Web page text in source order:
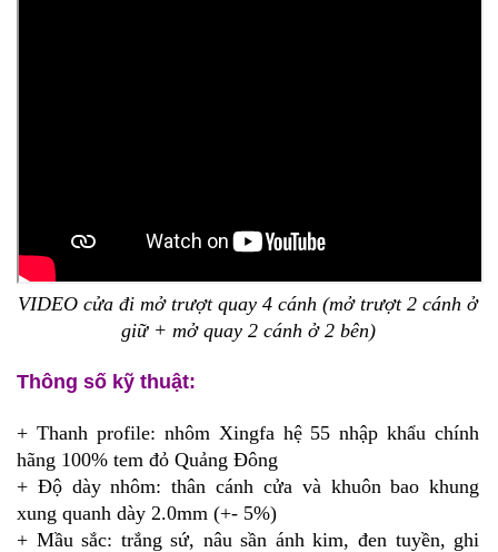
VIDEO cửa đi mở trượt quay 4 cánh (mở trượt 2 cánh ở
giữ + mở quay 2 cánh ở 2 bên)
Thông số kỹ thuật:
+ Thanh profile: nhôm Xingfa hệ 55 nhập khẩu chính
hãng 100% tem đỏ Quảng Đông
+ Độ dày nhôm: thân cánh cửa và khuôn bao khung
xung quanh dày 2.0mm (+- 5%)
+ Mầu sắc: trắng sứ, nâu sần ánh kim, đen tuyền, ghi